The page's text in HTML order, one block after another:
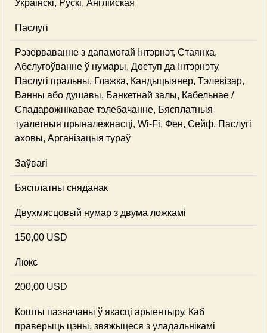
Украінскі, Рускі, Англійская
Паслугі
Рэзерваванне з дапамогай Інтэрнэт, Стаянка,
Абслугоўванне ў нумары, Доступ да Інтэрнэту,
Паслугі пральны, Глажка, Кандыцыянер, Тэлевізар,
Ванны або душавы, Банкетнай залы, Кабельнае /
Спадарожнiкавае тэлебачанне, Бясплатныя
туалетныя прыналежнасці, Wi-Fi, Фен, Сейф, Паслугі
аховы, Арганізацыя тураў
Заўвагі
Бясплатны сняданак
Двухмясцовый нумар з двума ложкамі
150,00 USD
Люкс
200,00 USD
Кошты пазначаны ў якасці арыентыру. Каб
праверыць цэны, звяжыцеся з уладальнікамі